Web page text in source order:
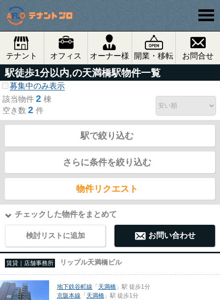
テナント オフィス オーナー様 開業・移転 お問合せ
駅徒歩1分以内,の天満橋駅物件一覧
募集中のみ表示
該当物件 2 棟
空き数 2 件
駅で絞り込む
さらに条件を絞り込む
物件リクエスト
チェックした物件をまとめて
検討リストに追加 お問い合わせ
賃貸｜店舗事務所 リップル天満橋ビル
地下鉄谷町線 「天満橋 」駅 徒歩1分
京阪本線 「天満橋 」駅 徒歩1分